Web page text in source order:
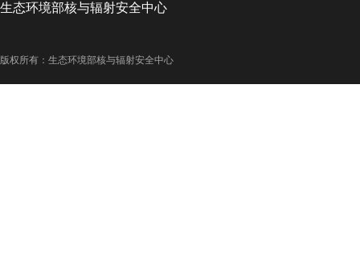
生态环境部核与辐射安全中心
版权所有：生态环境部核与辐射安全中心